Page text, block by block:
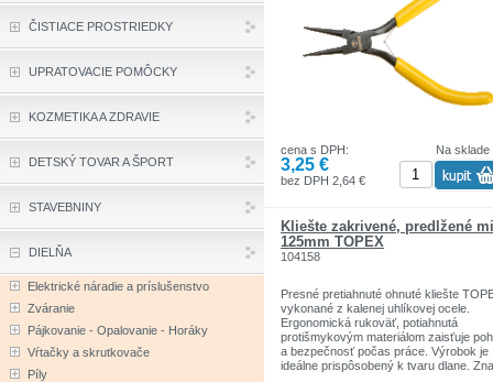
Značka TOPEX je jednou z
značiek ručného náradia v Poľsku.
Na sklade
cena s DPH:
3,25 €
bez DPH 2,64 €
Kliešte zakrivené, predĺžené
125mm TOPEX
104158
Presné pretiahnuté ohnuté kliešte
vykonané z kalenej uhlíkovej ocele.
Ergonomická rukoväť, potiahnutá
protišmykovým materiálom zaisťuje
a bezpečnosť počas práce. Výrobok je
ideálne prispôsobený k tvaru dlane.
ČISTIACE PROSTRIEDKY
UPRATOVACIE POMÔCKY
KOZMETIKA A ZDRAVIE
DETSKÝ TOVAR A ŠPORT
STAVEBNINY
DIELŇA
Elektrické náradie a príslušenstvo
Zváranie
Pájkovanie - Opalovanie - Horáky
Vŕtačky a skrutkovače
Píly